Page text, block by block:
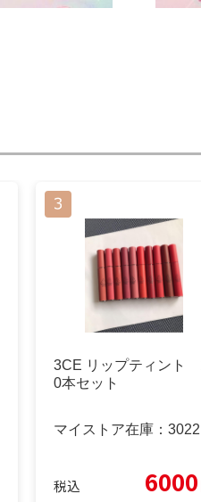
3CE リップティント
0本セット
マイストア在庫： 3022
税込 6000